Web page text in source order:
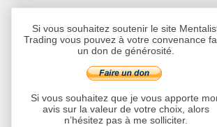
Si vous souhaitez soutenir le site
Trading vous pouvez à votre convenance
un don de générosité.
Si vous souhaitez que je vous apporte
avis sur la valeur de votre choix, alors
n’hésitez pas à me solliciter.